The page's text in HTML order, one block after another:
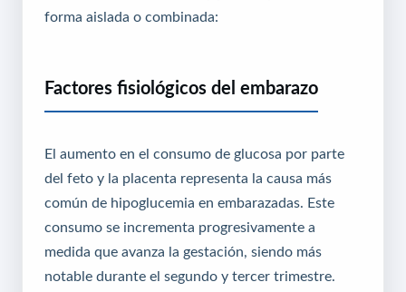
forma aislada o combinada:
Factores fisiológicos del embarazo
El aumento en el consumo de glucosa por parte
del feto y la placenta representa la causa más
común de hipoglucemia en embarazadas. Este
consumo se incrementa progresivamente a
medida que avanza la gestación, siendo más
notable durante el segundo y tercer trimestre.